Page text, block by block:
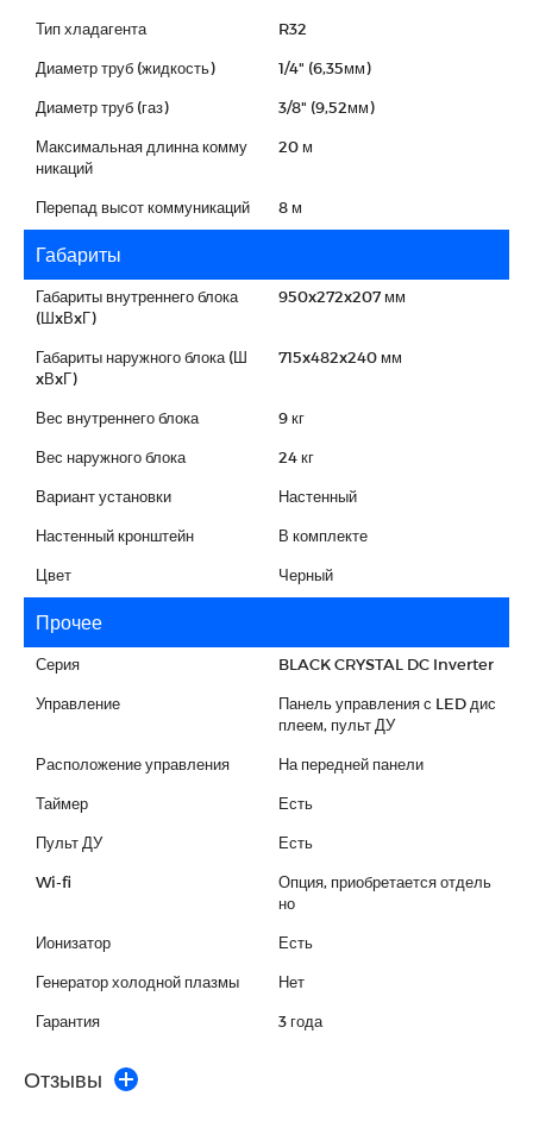
Тип хладагента R32
Диаметр труб (жидкость) 1/4" (6,35мм)
Диаметр труб (газ) 3/8" (9,52мм)
Максимальная длинна комму
никаций
20 м
Перепад высот коммуникаций 8 м
Габариты
Габариты внутреннего блока
(ШxВxГ)
950x272x207 мм
Габариты наружного блока (Ш
xВxГ)
715x482x240 мм
Вес внутреннего блока 9 кг
Вес наружного блока 24 кг
Вариант установки Настенный
Настенный кронштейн В комплекте
Цвет Черный
Прочее
Серия BLACK CRYSTAL DC Inverter
Управление
Панель управления с LED дис
плеем, пульт ДУ
Расположение управления На передней панели
Таймер Есть
Пульт ДУ Есть
Wi-fi
Опция, приобретается отдель
но
Ионизатор Есть
Генератор холодной плазмы Нет
Гарантия 3 года
Отзывы